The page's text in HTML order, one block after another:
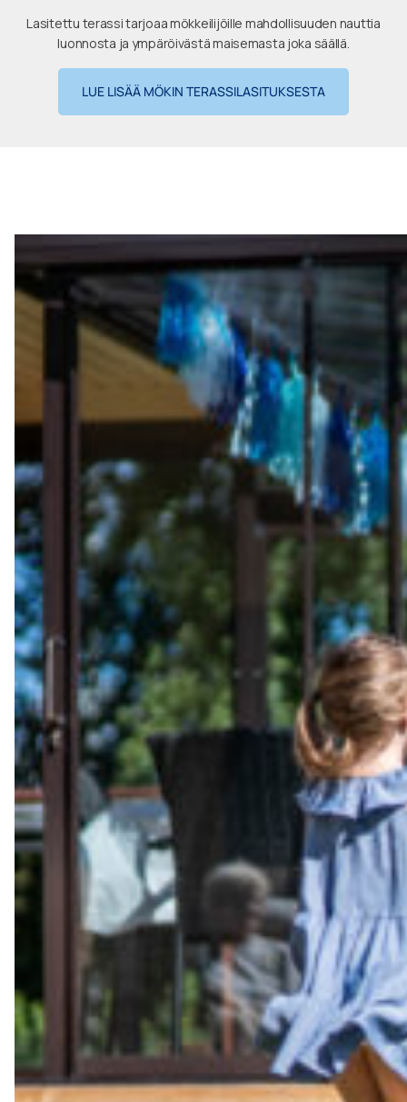
Lasitettu terassi tarjoaa mökkeilijöille mahdollisuuden nauttia
luonnosta ja ympäröivästä maisemasta joka säällä.
LUE LISÄÄ MÖKIN TERASSILASITUKSESTA